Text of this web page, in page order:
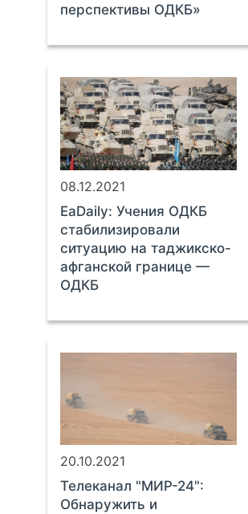
перспективы ОДКБ»
08.12.2021
EaDaily: Учения ОДКБ
стабилизировали
ситуацию на таджикско-
афганской границе —
ОДКБ
20.10.2021
Телеканал "МИР-24":
Обнаружить и